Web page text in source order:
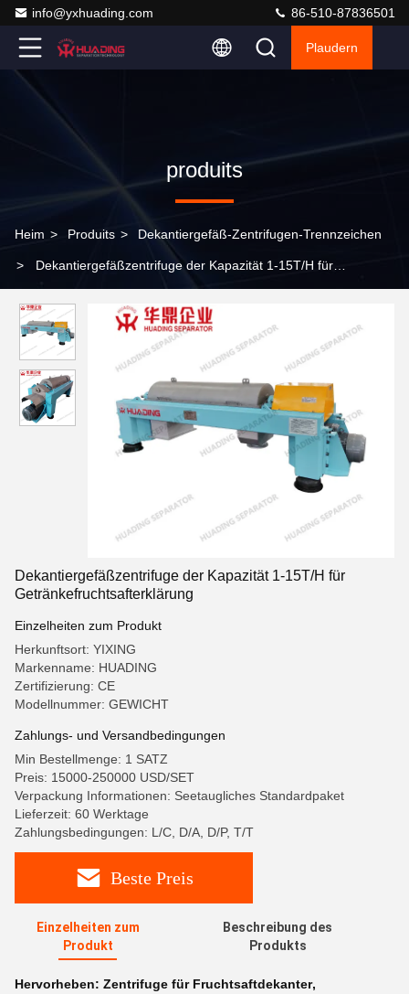
info@yxhuading.com 86-510-87836501
Plaudern
produits
Heim > Produits > Dekantiergefäß-Zentrifugen-Trennzeichen
> Dekantiergefäßzentrifuge der Kapazität 1-15T/H für
Dekantiergefäßzentrifuge der Kapazität 1-15T/H für
Getränkefruchtsafterklärung
Einzelheiten zum Produkt
Herkunftsort: YIXING
Markenname: HUADING
Zertifizierung: CE
Modellnummer: GEWICHT
Zahlungs- und Versandbedingungen
Min Bestellmenge: 1 SATZ
Preis: 15000-250000 USD/SET
Verpackung Informationen: Seetaugliches Standardpaket
Lieferzeit: 60 Werktage
Zahlungsbedingungen: L/C, D/A, D/P, T/T
Beste Preis
Einzelheiten zum
Produkt
Beschreibung des
Produkts
Hervorheben: Zentrifuge für Fruchtsaftdekanter,